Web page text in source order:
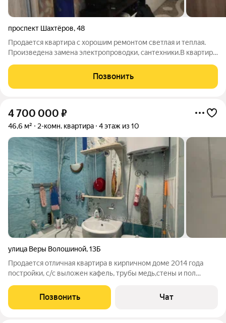
проспект Шахтёров,48
Продается квартира с хорошим ремонтом светлая и теплая.
Произведена замена электропроводки, сантехники.В квартире
новые входная и межкомнатные двери. С/у раздельный
выложен кафелем.
Позвонить
4 700 000 ₽
46,6 м² 2-комн. квартира 4 этаж из 10
улица Веры Волошиной,13Б
Продается отличная квартира в кирпичном доме 2014 года
постройки, с/с выложен кафель, трубы медь,стены и пол
остаются два встроенных шкафа, квартира требует не
большой косметики. Дом расположен
Позвонить Чат